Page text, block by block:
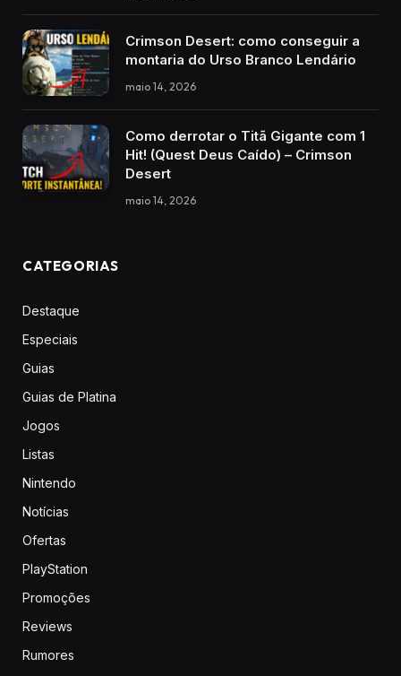
Crimson Desert: como conseguir a
montaria do Urso Branco Lendário
maio 14, 2026
Como derrotar o Titã Gigante com 1
Hit! (Quest Deus Caído) – Crimson
Desert
maio 14, 2026
CATEGORIAS
Destaque
Especiais
Guias
Guias de Platina
Jogos
Listas
Nintendo
Notícias
Ofertas
PlayStation
Promoções
Reviews
Rumores